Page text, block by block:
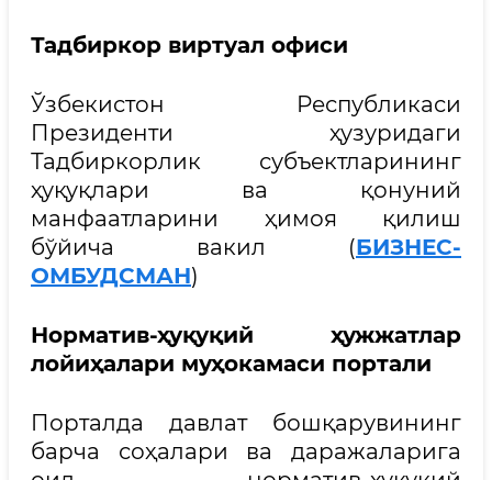
Тадбиркор виртуал офиси
Ўзбекистон Республикаси
Президенти ҳузуридаги
Тадбиркорлик субъектларининг
ҳуқуқлари ва қонуний
манфаатларини ҳимоя қилиш
бўйича вакил (БИЗНЕС-
ОМБУДСМАН)
Норматив-ҳуқуқий ҳужжатлар
лойиҳалари муҳокамаси портали
Порталда давлат бошқарувининг
барча соҳалари ва даражаларига